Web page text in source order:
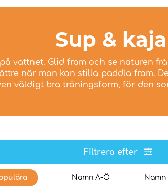
Sup &
vattnet. Glid fram och se naturen
när man kan stilla paddla fram.
väldigt bra träningsform, för den
Filtrera efter
Namn A-Ö Namn